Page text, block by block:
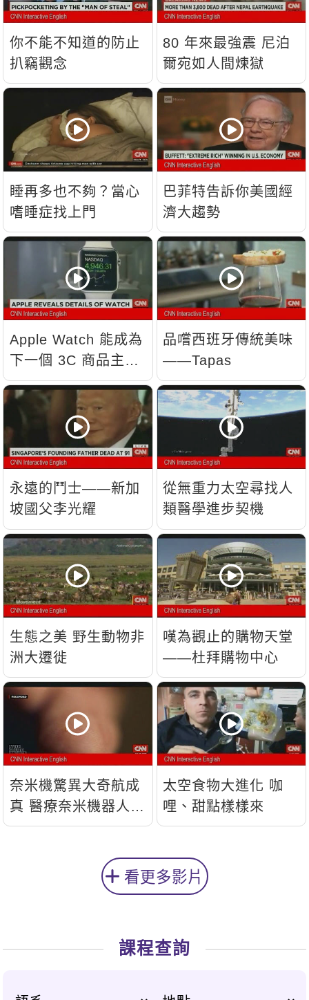
你不能不知道的防止
扒竊觀念
80 年來最強震 尼泊
爾宛如人間煉獄
睡再多也不夠？當心
嗜睡症找上門
巴菲特告訴你美國經
濟大趨勢
Apple Watch 能成為
下一個 3C 商品主
流？
品嚐西班牙傳統美味
——Tapas
永遠的鬥士——新加
坡國父李光耀
從無重力太空尋找人
類醫學進步契機
生態之美 野生動物非
洲大遷徙
嘆為觀止的購物天堂
——杜拜購物中心
奈米機驚異大奇航成
真 醫療奈米機器人問
世
太空食物大進化 咖
哩、甜點樣樣來
看更多影片
課程查詢